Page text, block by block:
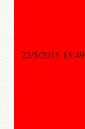
22/5/2015 15:49